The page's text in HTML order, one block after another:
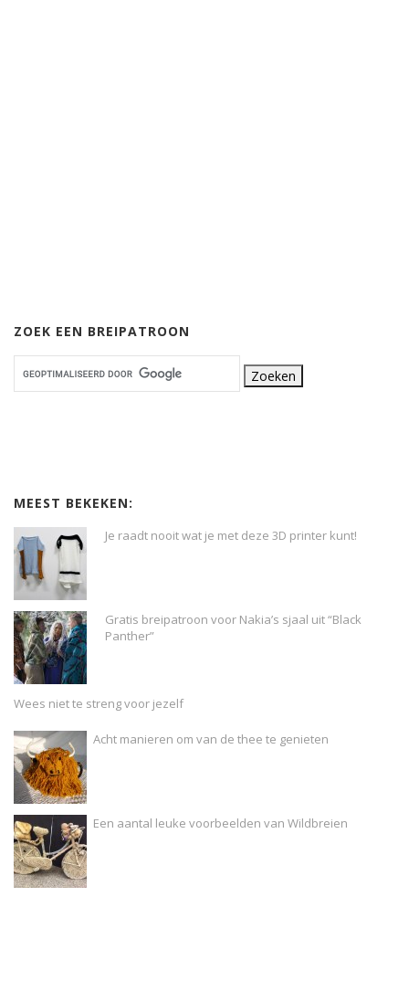
ZOEK EEN BREIPATROON
MEEST BEKEKEN:
Je raadt nooit wat je met deze 3D printer kunt!
Gratis breipatroon voor Nakia’s sjaal uit “Black
Panther”
Wees niet te streng voor jezelf
Acht manieren om van de thee te genieten
Een aantal leuke voorbeelden van Wildbreien